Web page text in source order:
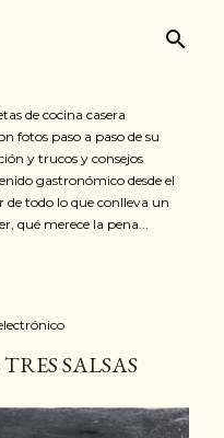
de cocina casera
fotos paso a paso de su
y trucos y consejos
gastronómico desde el
de todo lo que conlleva un
qué merece la pena...
SALSAS